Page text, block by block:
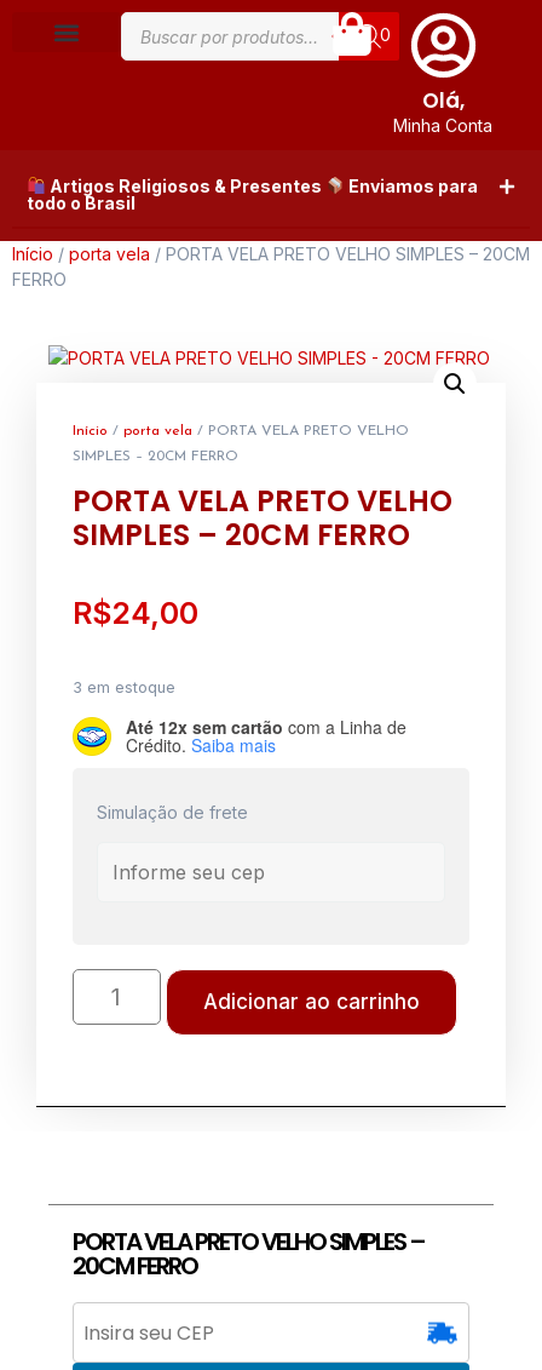
Olá,
Minha Conta
0
Artigos Religiosos & Presentes
Enviamos para
todo o Brasil
Início / porta vela / PORTA VELA PRETO VELHO SIMPLES – 20CM
FERRO
Início / porta vela / PORTA VELA PRETO VELHO
SIMPLES – 20CM FERRO
PORTA VELA PRETO VELHO
SIMPLES – 20CM FERRO
R$24,00
3 em estoque
Até 12x sem cartão com a Linha de
Crédito. Saiba mais
Simulação de frete
Adicionar ao carrinho
PORTA VELA PRETO VELHO SIMPLES –
20CM FERRO